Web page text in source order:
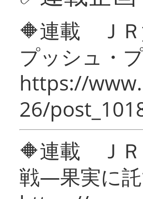
🔶連載 Ｊ
プッシュ・
https://
26/
🔶連載 ＪＲ
戦―果実に